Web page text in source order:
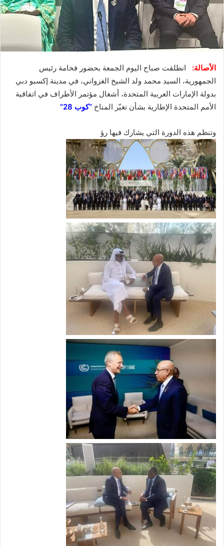
الأصالة: انطلقت صباح اليوم الجمعة بحضور فخامة رئيس
الجمهورية، السيد محمد ولد الشيخ الغزواني، في مدينة إكسبو دبي
بدولة الإمارات العربية المتحدة، أشغال مؤتمر الأطراف في اتفاقية
الأمم المتحدة الإطارية بشأن تغيّر المناخ “كوب 28”
وتنظم هذه الدورة التي يشارك فيها رؤ